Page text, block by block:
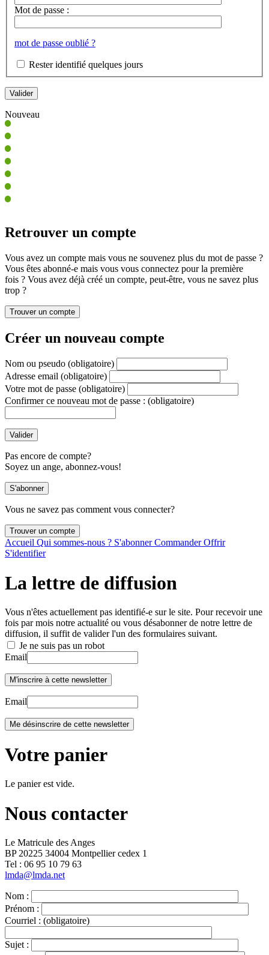
Mot de passe :
mot de passe oublié ?
Rester identifié quelques jours
Nouveau
Retrouver un compte
Vous avez un compte mais vous ne souvenez plus du mot de passe ?
Vous êtes abonné-e mais vous vous connectez pour la première
fois ? Vous avez déjà créé un compte, peut-être, vous ne savez plus
trop ?
Créer un nouveau compte
Nom ou pseudo (obligatoire)
Adresse email (obligatoire)
Votre mot de passe (obligatoire)
Confirmer ce nouveau mot de passe : (obligatoire)
Pas encore de compte?
Soyez un ange, abonnez-vous!
Vous ne savez pas comment vous connecter?
Accueil Qui sommes-nous ? S'abonnerCommanderOffrir
S'identifier
La lettre de diffusion
Vous n'êtes actuellement pas identifié-e sur le site. Pour recevoir une
fois par mois notre actualité ou vous désabonner de notre lettre de
diffusion, il suffit de valider l'un des formulaires suivant.
Je ne suis pas un robot
Email
Email
Votre panier
Le panier est vide.
Nous contacter
Le Matricule des Anges
BP 20225 34004 Montpellier cedex 1
Tel : ‭06 95 10 79 63
lmda@lmda.net
Nom :
Prénom :
Courriel : (obligatoire)
Sujet :